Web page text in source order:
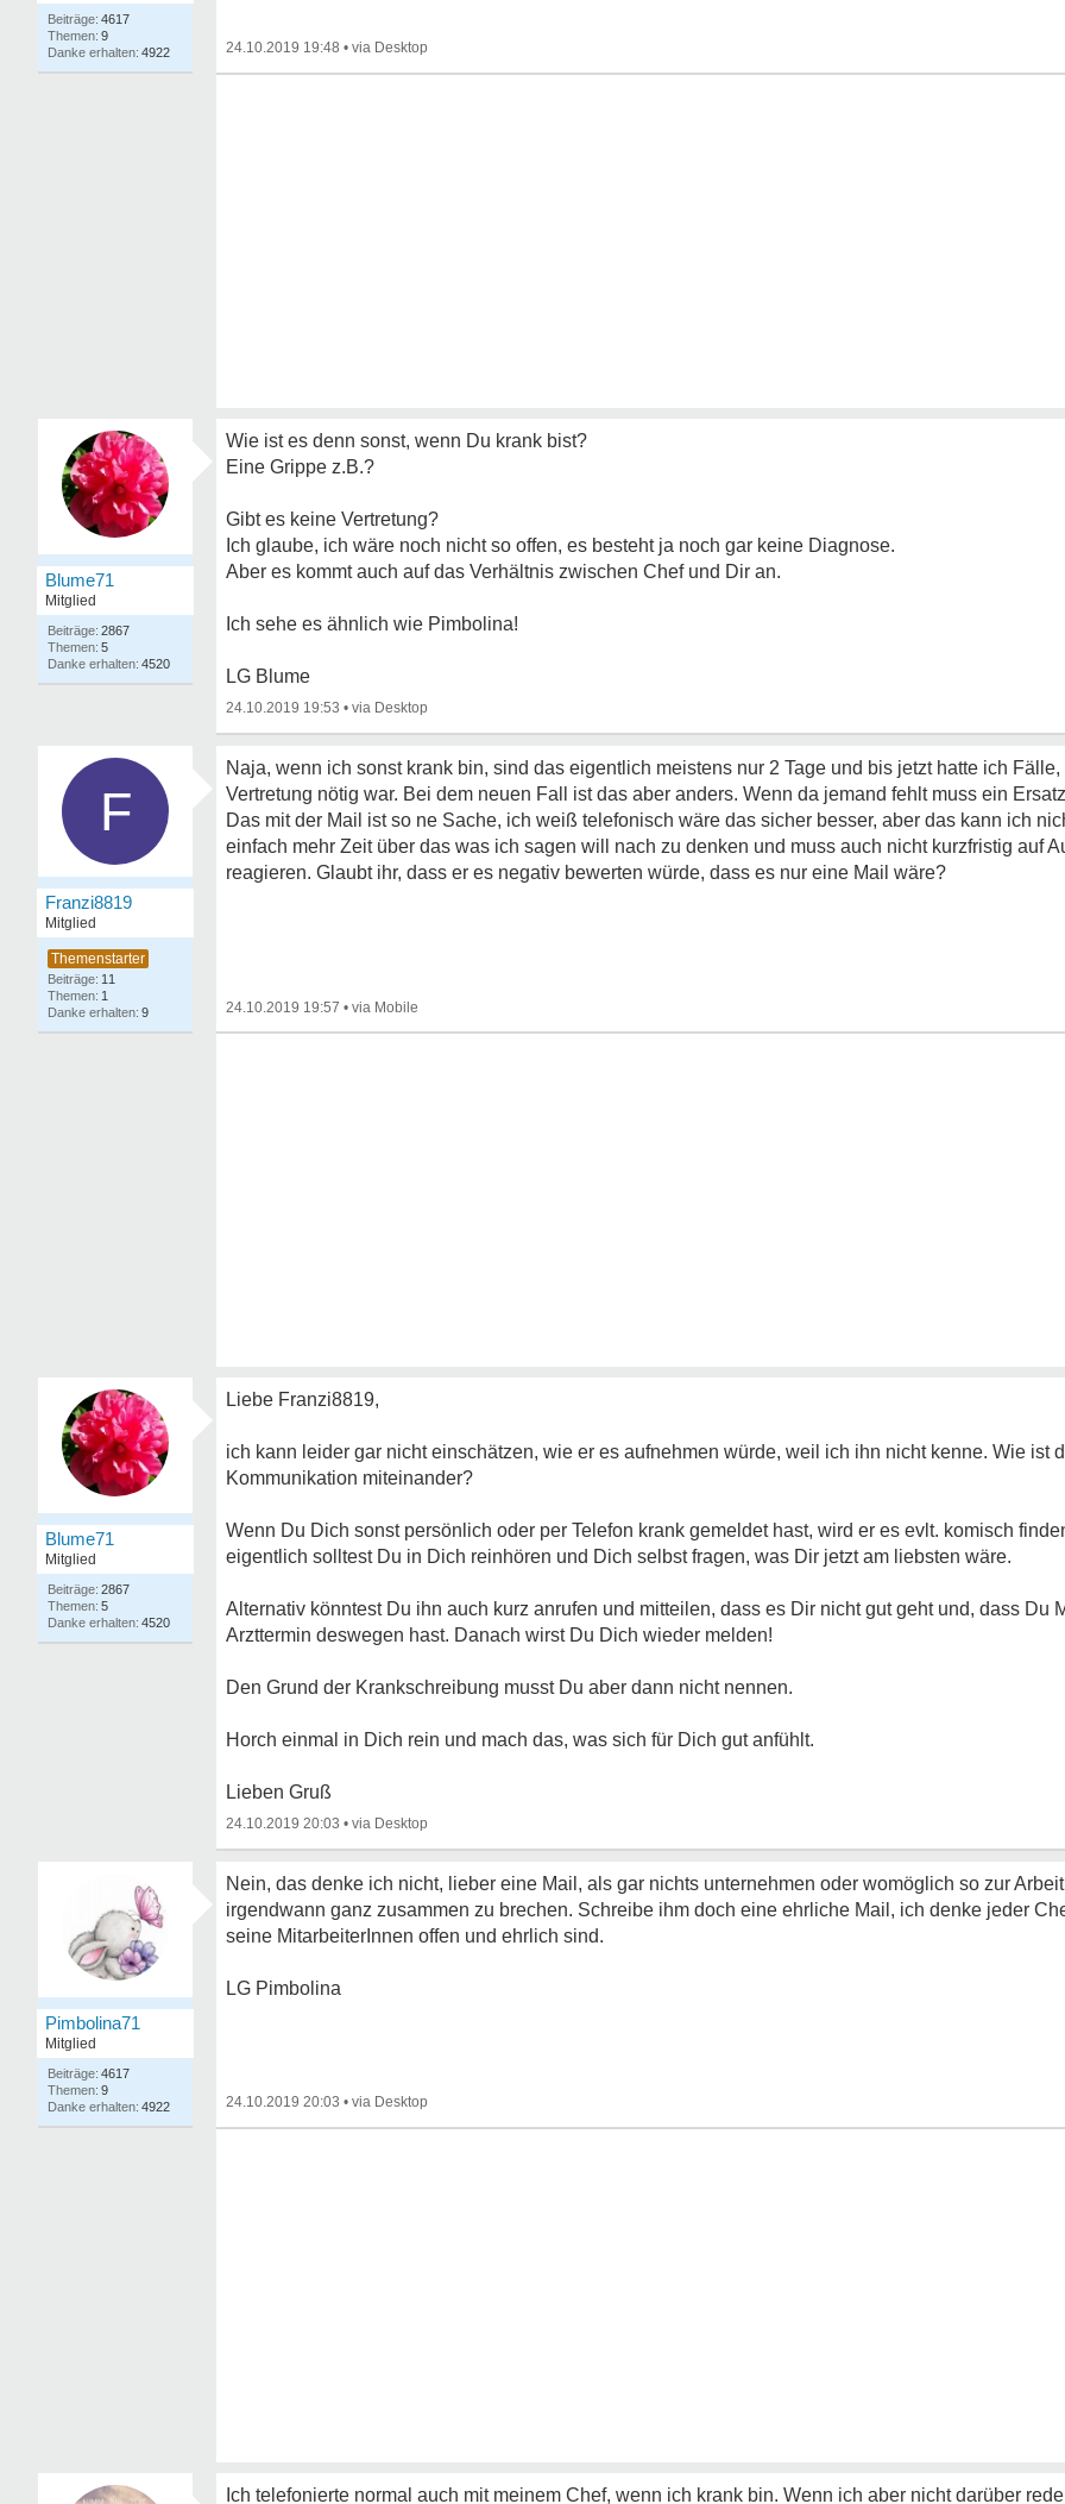
4617
9
4922
24.10.2019 19:48 •
Blume71
Mitglied
2867
5
4520
Wie ist es denn sonst, wenn Du krank bist?
Eine Grippe z.B.?
Gibt es keine Vertretung?
Ich glaube, ich wäre noch nicht so offen, es besteht ja noch gar keine Diagnose.
Aber es kommt auch auf das Verhältnis zwischen Chef und Dir an.
Ich sehe es ähnlich wie Pimbolina!
LG Blume
24.10.2019 19:53 •
F
Franzi8819
Mitglied
11
1
9
Naja, wenn ich sonst krank bin, sind das eigentlich meistens nur 2 Tage und bis jetzt hatte ich
Vertretung nötig war. Bei dem neuen Fall ist das aber anders. Wenn da jemand fehlt muss ein
Das mit der Mail ist so ne Sache, ich weiß telefonisch wäre das sicher besser, aber das kann ich
einfach mehr Zeit über das was ich sagen will nach zu denken und muss auch nicht kurzfristig auf
reagieren. Glaubt ihr, dass er es negativ bewerten würde, dass es nur eine Mail wäre?
24.10.2019 19:57 •
Blume71
Mitglied
2867
5
4520
Liebe Franzi8819,
ich kann leider gar nicht einschätzen, wie er es aufnehmen würde, weil ich ihn nicht kenne. Wie ist
Kommunikation miteinander?
Wenn Du Dich sonst persönlich oder per Telefon krank gemeldet hast, wird er es evlt. komisch
eigentlich solltest Du in Dich reinhören und Dich selbst fragen, was Dir jetzt am liebsten wäre.
Alternativ könntest Du ihn auch kurz anrufen und mitteilen, dass es Dir nicht gut geht und, dass Du
Arzttermin deswegen hast. Danach wirst Du Dich wieder melden!
Den Grund der Krankschreibung musst Du aber dann nicht nennen.
Horch einmal in Dich rein und mach das, was sich für Dich gut anfühlt.
Lieben Gruß
24.10.2019 20:03 •
Pimbolina71
Mitglied
4617
9
4922
Nein, das denke ich nicht, lieber eine Mail, als gar nichts unternehmen oder womöglich so zur
irgendwann ganz zusammen zu brechen. Schreibe ihm doch eine ehrliche Mail, ich denke jeder
seine MitarbeiterInnen offen und ehrlich sind.
LG Pimbolina
24.10.2019 20:03 •
Ich telefonierte normal auch mit meinem Chef, wenn ich krank bin. Wenn ich aber nicht darüber